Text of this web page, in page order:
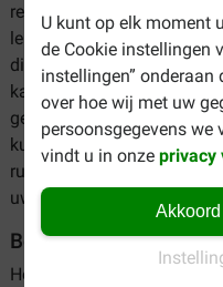
U kunt op elk moment
de Cookie instellingen
instellingen”
over hoe wij met uw
persoonsgegevens we
vindt u in onzeprivacy
regelmatig wil belonen
lekker tussendoortje
diverse soorten snacks
kauwstick voor na de
gedragen heeft of kleine
kunnen belonen tijdens de
ruim aanbod snacks in
uw pup een extra motivatie
Beloningssnacks
Het assortiment biedt